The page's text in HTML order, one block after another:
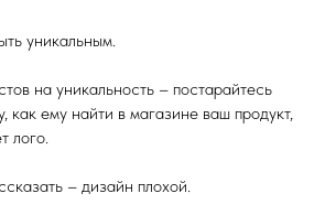
уникальным.
на уникальность – постарайтесь
как ему найти в магазине ваш продукт,
лого.
– дизайн плохой.